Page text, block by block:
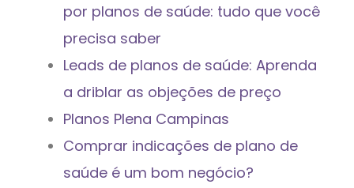
por planos de saúde: tudo que você
precisa saber
Leads de planos de saúde: Aprenda
a driblar as objeções de preço
Planos Plena Campinas
Comprar indicações de plano de
saúde é um bom negócio?